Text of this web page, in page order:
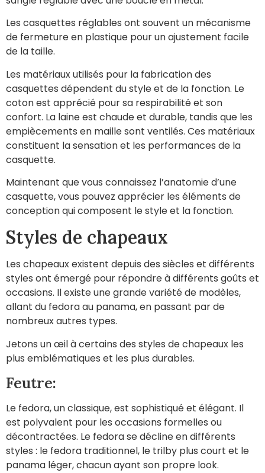
Les casquettes réglables ont souvent un mécanisme
de fermeture en plastique pour un ajustement facile
de la taille.
Les matériaux utilisés pour la fabrication des
casquettes dépendent du style et de la fonction. Le
coton est apprécié pour sa respirabilité et son
confort. La laine est chaude et durable, tandis que les
empiècements en maille sont ventilés. Ces matériaux
constituent la sensation et les performances de la
casquette.
Maintenant que vous connaissez l’anatomie d’une
casquette, vous pouvez apprécier les éléments de
conception qui composent le style et la fonction.
Styles de chapeaux
Les chapeaux existent depuis des siècles et différents
styles ont émergé pour répondre à différents goûts et
occasions. Il existe une grande variété de modèles,
allant du fedora au panama, en passant par de
nombreux autres types.
Jetons un œil à certains des styles de chapeaux les
plus emblématiques et les plus durables.
Feutre:
Le fedora, un classique, est sophistiqué et élégant. Il
est polyvalent pour les occasions formelles ou
décontractées. Le fedora se décline en différents
styles : le fedora traditionnel, le trilby plus court et le
panama léger, chacun ayant son propre look.